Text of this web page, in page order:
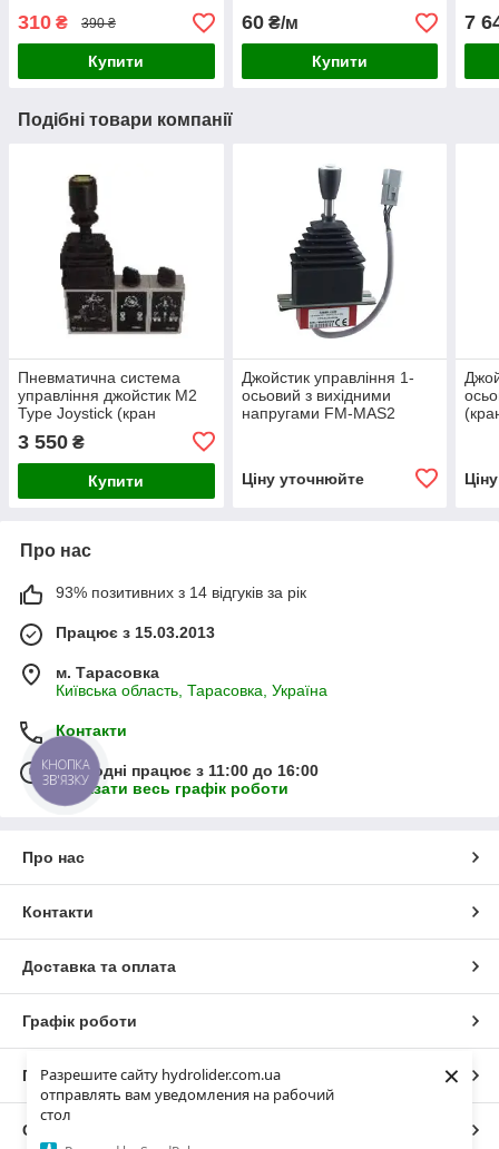
Разрешите сайту hydrolider.com.ua
отправлять вам уведомления на рабочий
стол
×
310 ₴ 390 ₴
Купити
60₴/м
Купити
7
Подібні товари компанії
Пневматична система
управління джойстик M2
Type Joystick (кран
підйому кузова) Hipomak
3 550 ₴
Купити
Джойстик управління 1-
осьовий з вихідними
напругами FM-MAS2
Ціну уточнюйте
Про нас
93% позитивних з 14 відгуків за рік
Працює з 15.03.2013
м. Тарасовка
Київська область, Тарасовка, Україна
Контакти
Сьогодні працює з 11:00 до 16:00
Показати весь графік роботи
Про нас
Контакти
Доставка та оплата
Графік роботи
Повна версія сайту
Сайт створено на маркетплейсі
КНОПКА
ЗВ'ЯЗКУ